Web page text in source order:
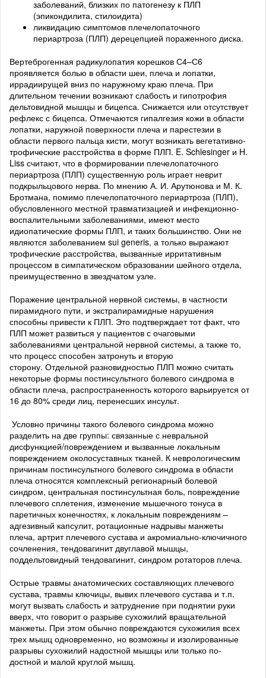
заболеваний, близких по патогенезу к ПЛП
(эпикондилита, стилоидита)
ликвидацию симптомов плечелопаточного
периартроза (ПЛП) дерецепцией пораженного диска.
Вертеброгенная радикулопатия корешков С4–С6
проявляется болью в области шеи, плеча и лопатки,
иррадиирущей вниз по наружному краю плеча. При
длительном течении возникают слабость и гипотрофия
дельтовидной мышцы и бицепса. Снижается или отсутствует
рефлекс с бицепса. Отмечаются гипалгезия кожи в области
лопатки, наружной поверхности плеча и парестезии в
области первого пальца кисти, могут возникать вегетативно-
трофические расстройства в форме ПЛП. E. Schlesinger и H.
Liss считают, что в формировании плечелопаточного
периартроза (ПЛП) существенную роль играет неврит
подкрыльцового нерва. По мнению А. И. Арутюнова и М. К.
Бротмана, помимо плечелопаточного периартроза (ПЛП),
обусловленного местной травматизацией и инфекционно-
воспалительными заболеваниями, имеют место
идиопатические формы ПЛП, и таких большинство. Они не
являются заболеванием sui generis, а только выражают
трофические расстройства, вызванные ирритативным
процессом в симпатическом образовании шейного отдела,
преимущественно в звездчатом узле.
Поражение центральной нервной системы, в частности
пирамидного пути, и экстрапирамидные нарушения
способны привести к ПЛП. Это подтверждает тот факт, что
ПЛП может развиться у пациентов с очаговыми
заболеваниями центральной нервной системы, а также то,
что процесс способен затронуть и вторую
сторону. Отдельной разновидностью ПЛП можно считать
некоторые формы постинсультного болевого синдрома в
области плеча, распространенность которого варьируется от
16 до 80% среди лиц, перенесших инсульт.
Условно причины такого болевого синдрома можно
разделить на две группы: связанные с невральной
дисфункцией/повреждением и вызванные локальным
повреждением околосуставных тканей. К неврологическим
причинам постинсультного болевого синдрома в области
плеча относятся комплексный регионарный болевой
синдром, центральная постинсультная боль, повреждение
плечевого сплетения, изменение мышечного тонуса в
паретичных конечностях, к локальным повреждениям –
адгезивный капсулит, ротационные надрывы манжеты
плеча, артрит плечевого сустава и акромиально-ключичного
сочленения, тендовагинит двуглавой мышцы,
поддельтовидный тендовагинит, синдром ротаторов плеча.
Острые травмы анатомических составляющих плечевого
сустава, травмы ключицы, вывих плечевого сустава и т.п.
могут вызвать слабость и затруднение при поднятии руки
вверх, что говорит о разрыве сухожилий вращательной
манжеты. При этом обычно повреждаются сухожилия всех
трех мышц одновременно, но возможны и изолированные
разрывы сухожилий надостной мышцы или только по-
достной и малой круглой мышц.